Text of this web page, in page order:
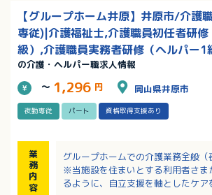
【グループホーム井原】井原市/介護
専従)|介護福祉士,介護職員初任者研
級）,介護職員実務者研修（ヘルパー
の介護・ヘルパー職求人情報
～ 1,296 円 岡山県井原市
夜勤専従 パート 資格取得支援あり
業
務
内
容
グループホームでの介護業務全般（
※当施設を住まいとする利用者さま
るように、自立支援を軸としたケア